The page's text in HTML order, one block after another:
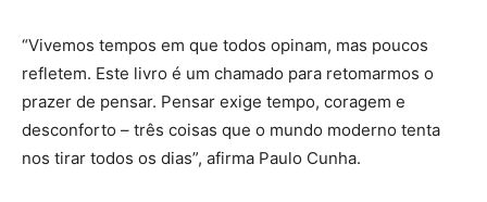
“Vivemos tempos em que todos opinam, mas poucos
refletem. Este livro é um chamado para retomarmos o
prazer de pensar. Pensar exige tempo, coragem e
desconforto – três coisas que o mundo moderno tenta
nos tirar todos os dias”, afirma Paulo Cunha.